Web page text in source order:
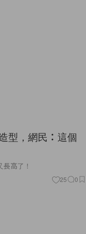
型，網民：這個
高了！
25 0